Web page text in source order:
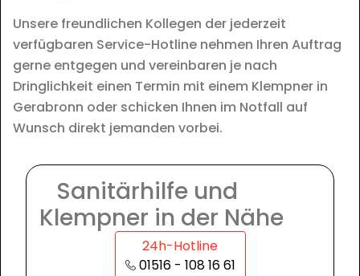
Unsere freundlichen Kollegen der jederzeit
verfügbaren Service-Hotline nehmen Ihren Auftrag
gerne entgegen und vereinbaren je nach
Dringlichkeit einen Termin mit einem Klempner in
Gerabronn oder schicken Ihnen im Notfall auf
Wunsch direkt jemanden vorbei.
Sanitärhilfe und
Klempner in der Nähe
24h-Hotline
01516 - 108 16 61